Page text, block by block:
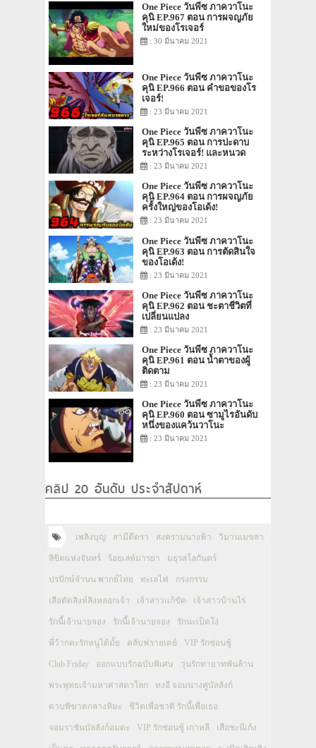
One Piece วันพีซ ภาควาโนะ
คุนิ EP.967 ตอน การผจญภัย
ใหม่ของโรเจอร์
: 30 มีนาคม 2021
One Piece วันพีซ ภาควาโนะ
คุนิ EP.966 ตอน คำขอของโร
เจอร์!
: 23 มีนาคม 2021
One Piece วันพีซ ภาควาโนะ
คุนิ EP.965 ตอน การปะดาบ
ระหว่างโรเจอร์! และหนวด
ขาว!: 23 มีนาคม 2021
One Piece วันพีซ ภาควาโนะ
คุนิ EP.964 ตอน การผจญภัย
ครั้งใหญ่ของโอเด้ง!
: 23 มีนาคม 2021
One Piece วันพีซ ภาควาโนะ
คุนิ EP.963 ตอน การตัดสินใจ
ของโอเด้ง!
: 23 มีนาคม 2021
One Piece วันพีซ ภาควาโนะ
คุนิ EP.962 ตอน ชะตาชีวิตที่
เปลี่ยนแปลง
: 23 มีนาคม 2021
One Piece วันพีซ ภาควาโนะ
คุนิ EP.961 ตอน น้ำตาของผู้
ติดตาม
: 23 มีนาคม 2021
One Piece วันพีซ ภาควาโนะ
คุนิ EP.960 ตอน ซามูไรอันดับ
หนึ่งของแคว้นวาโนะ
: 23 มีนาคม 2021
คลิป 20 อันดับ ประจำสัปดาห์
เพลิงบุญ สามีตีตรา สงครามนางฟ้า วิมานเมขลา
ลิขิตแห่งจันทร์ ร้อยเล่ห์มารยา มธุรสโลกันตร์
ปรปักษ์จำนน พากย์ไทย ทะเลไฟ กรงกรรม
เสือตัดสิงห์ลิงหลอกเจ้า เจ้าสาวแก้ขัด เจ้าสาวบ้านไร่
รักนี้เจ้านายจอง รักนี้เจ้านายจอง รักนะเป็ดโง่
พี่ว้ากคะรักหนูได้มั้ย คลับฟรายเดย์ VIP รักซ่อนชู้
Club Friday ออกแบบรักฉบับพิเศษ วุ่นรักทายาทพันล้าน
พระพุทธเจ้ามหาศาสดาโลก ทงอี จอมนางคู่บัลลังก์
ดาบพิฆาตกลางหิมะ ชีวิตเพื่อชาติ รักนี้เพื่อเธอ
จอมราชันบัลลังก์อมตะ VIP รักซ่อนชู้ เกาหลี เสือชะนีเก้ง